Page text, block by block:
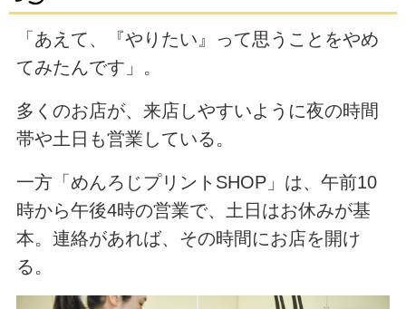
「あえて、『やりたい』って思うことをやめ
てみたんです」。
多くのお店が、来店しやすいように夜の時間
帯や土日も営業している。
一方「めんろじプリントSHOP」は、午前10
時から午後4時の営業で、土日はお休みが基
本。連絡があれば、その時間にお店を開け
る。